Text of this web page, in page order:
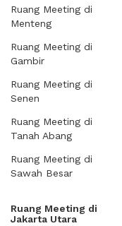
Ruang Meeting di
Menteng
Ruang Meeting di
Gambir
Ruang Meeting di
Senen
Ruang Meeting di
Tanah Abang
Ruang Meeting di
Sawah Besar
Ruang Meeting di
Jakarta Utara